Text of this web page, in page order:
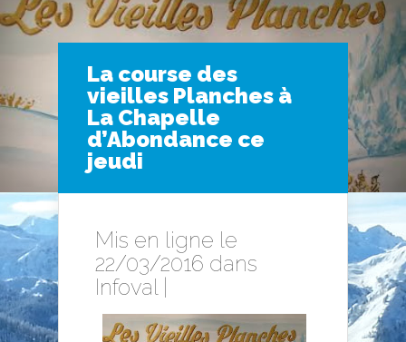
La course des
vieilles Planches à
La Chapelle
d’Abondance ce
jeudi
Mis en ligne le
22/03/2016 dans
Infoval